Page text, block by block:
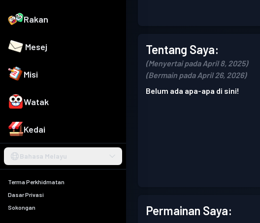
Rakan
Mesej
Misi
Watak
Kedai
Bahasa Melayu
Terma Perkhidmatan
Dasar Privasi
Sokongan
Tentang Saya:
(Menyertai pada April 8, 2025)
(Bermain pada April 26, 2026)
Belum ada apa-apa di sini!
Permainan Saya: